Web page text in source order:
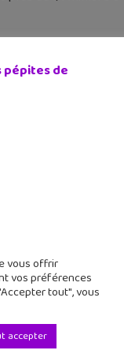
tes parents ?
personne, te
reste bien
des ados
pépites de
vous offrir
vos préférences
tout", vous
accepter